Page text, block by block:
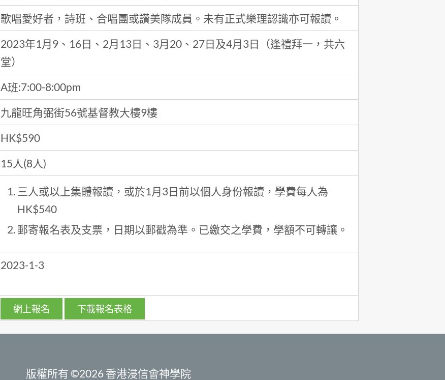
歌唱愛好者，詩班、合唱團或讚美隊成員。未有正式樂理認識亦可報讀。
2023年1月9、16日、2月13日、3月20、27日及4月3日（逢禮拜一，共六
堂）
A班:7:00-8:00pm
九龍旺角弼街56號基督教大樓9樓
HK$590
15人(8人)
三人或以上集體報讀，或於1月3日前以個人身份報讀，學費每人為
HK$540
郵寄報名表及支票，日期以郵戳為準。已繳交之學費，學額不可轉讓。
2023-1-3
網上報名 下載報名表格
版權所有 ©2026 香港浸信會神學院